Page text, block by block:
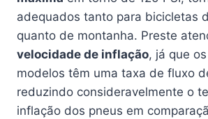
adequados tanto para bicicletas
quanto de montanha. Preste
velocidade de inflação, já que
modelos têm uma taxa de fluxo
reduzindo consideravelmente o
inflação dos pneus em